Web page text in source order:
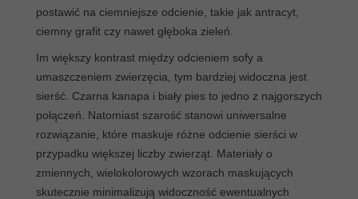
postawić na ciemniejsze odcienie, takie jak antracyt,
ciemny grafit czy nawet głęboka zieleń.
Im większy kontrast między odcieniem sofy a
umaszczeniem zwierzęcia, tym bardziej widoczna jest
sierść. Czarna kanapa i biały pies to jedno z najgorszych
połączeń. Natomiast szarość stanowi uniwersalne
rozwiązanie, które maskuje różne odcienie sierści w
przypadku większej liczby zwierząt. Materiały o
zmiennych, wielokolorowych wzorach maskujących
skutecznie minimalizują widoczność ewentualnych